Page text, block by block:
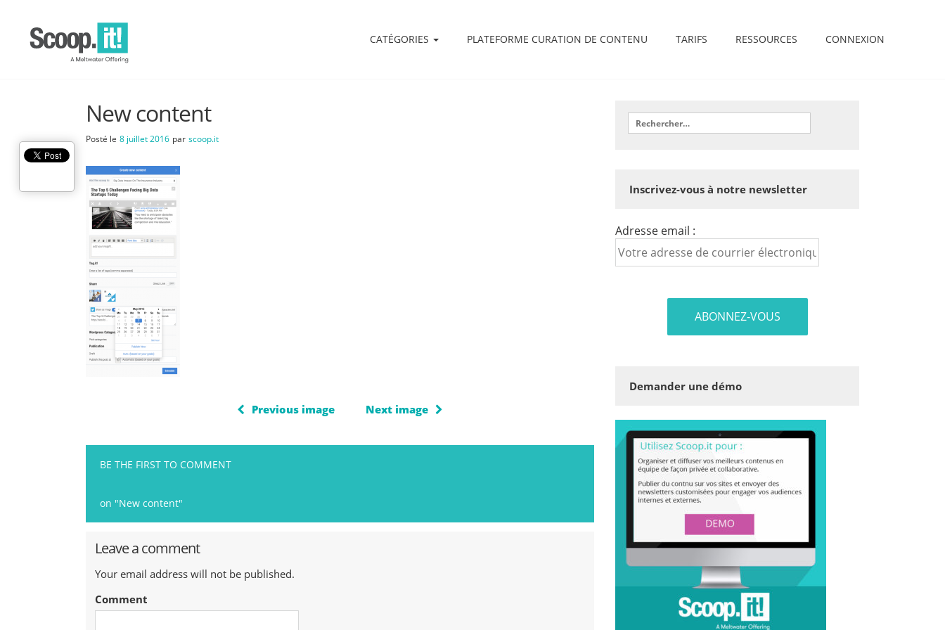
CATÉGORIES PLATEFORME CURATION DE CONTENU TARIFS RESSOURCES CONNEXION
New content
Posté le 8 juillet 2016 par scoop.it
Previous image Next image
BE THE FIRST TO COMMENT
on "New content"
Leave a comment
Your email address will not be published.
Comment
Inscrivez-vous à notre newsletter
Adresse email :
Demander une démo